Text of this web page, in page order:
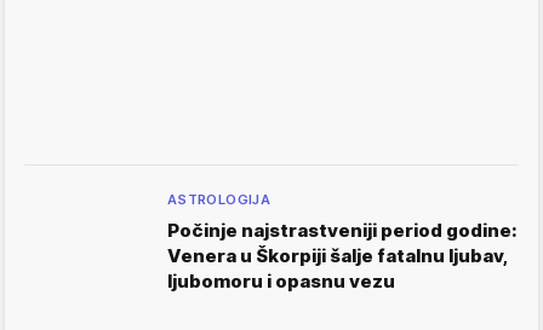
ASTROLOGIJA
Počinje najstrastveniji period godine:
Venera u Škorpiji šalje fatalnu ljubav,
ljubomoru i opasnu vezu